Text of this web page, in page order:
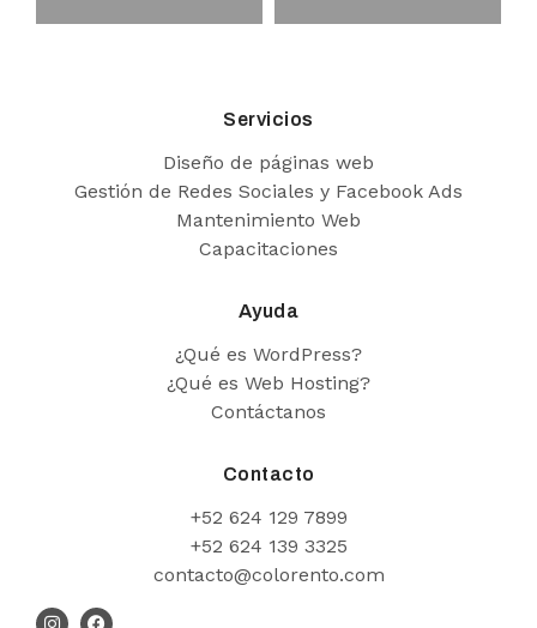
Servicios
Diseño de páginas web
Gestión de Redes Sociales y Facebook Ads
Mantenimiento Web
Capacitaciones
Ayuda
¿Qué es WordPress?
¿Qué es Web Hosting?
Contáctanos
Contacto
+52 624 129 7899
+52 624 139 3325
contacto@colorento.com